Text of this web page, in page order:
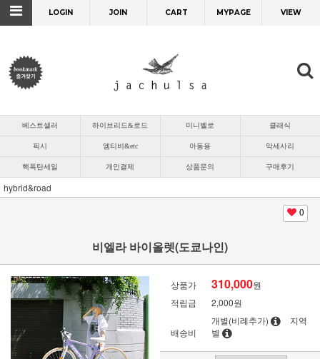
LOGIN JOIN CART MYPAGE VIEW
베스트셀러 하이브리드&로드 미니벨로 클래식
픽시 엠티비&etc 아동용 악세사리
핵폭탄세일 개인결제 상품문의 구매후기
hybrid&road
0
비엘라 바이올렛(도쿄나인)
상품가 310,000원
적립금
2,000원
배송비
개별(비례추가)
지역
별